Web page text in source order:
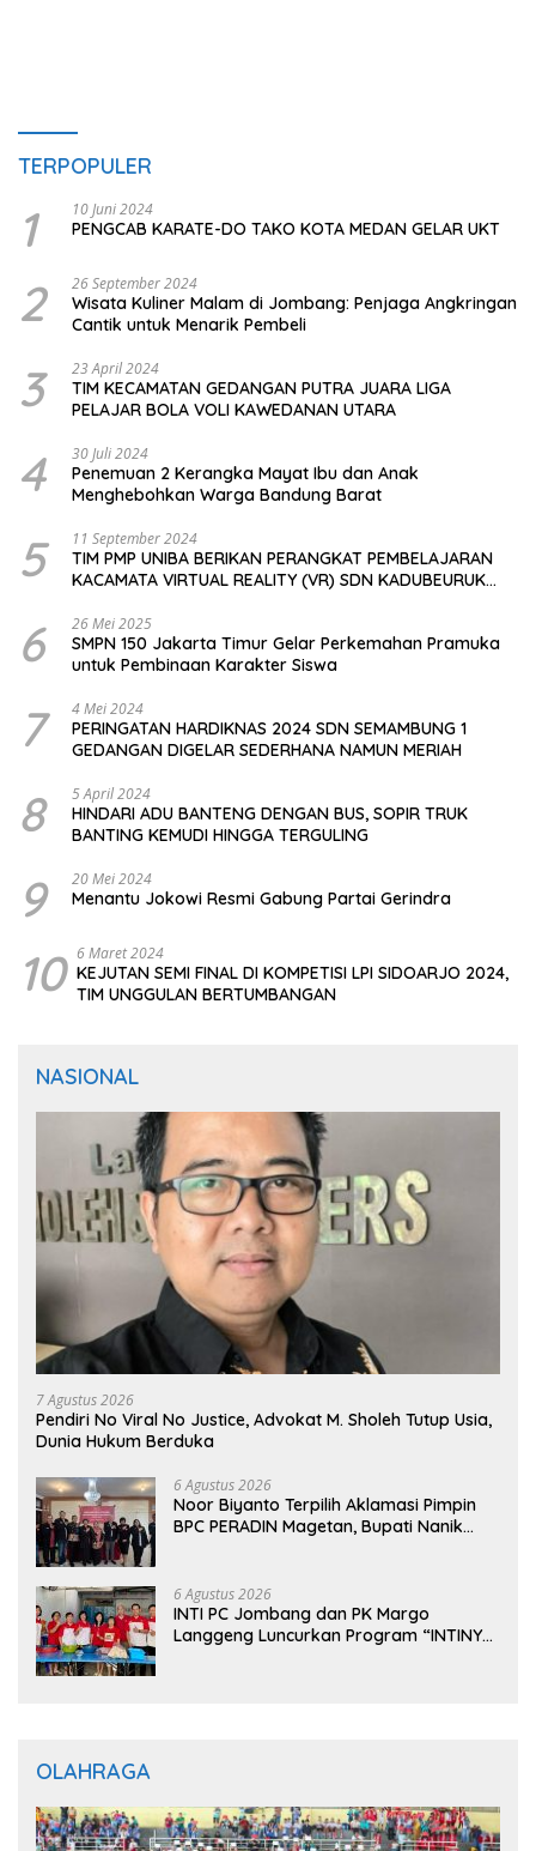
TERPOPULER
1 10 Juni 2024
PENGCAB KARATE-DO TAKO KOTA MEDAN GELAR UKT
2 26 September 2024
Wisata Kuliner Malam di Jombang: Penjaga Angkringan
Cantik untuk Menarik Pembeli
3 23 April 2024
TIM KECAMATAN GEDANGAN PUTRA JUARA LIGA
PELAJAR BOLA VOLI KAWEDANAN UTARA
4 30 Juli 2024
Penemuan 2 Kerangka Mayat Ibu dan Anak
Menghebohkan Warga Bandung Barat
5 11 September 2024
TIM PMP UNIBA BERIKAN PERANGKAT PEMBELAJARAN
KACAMATA VIRTUAL REALITY (VR) SDN KADUBEURUK
6 26 Mei 2025
SMPN 150 Jakarta Timur Gelar Perkemahan Pramuka
untuk Pembinaan Karakter Siswa
7 4 Mei 2024
PERINGATAN HARDIKNAS 2024 SDN SEMAMBUNG 1
GEDANGAN DIGELAR SEDERHANA NAMUN MERIAH
8 5 April 2024
HINDARI ADU BANTENG DENGAN BUS, SOPIR TRUK
BANTING KEMUDI HINGGA TERGULING
9 20 Mei 2024
Menantu Jokowi Resmi Gabung Partai Gerindra
10 6 Maret 2024
KEJUTAN SEMI FINAL DI KOMPETISI LPI SIDOARJO 2024,
TIM UNGGULAN BERTUMBANGAN
NASIONAL
7 Agustus 2026
Pendiri No Viral No Justice, Advokat M. Sholeh Tutup Usia,
Dunia Hukum Berduka
6 Agustus 2026
Noor Biyanto Terpilih Aklamasi Pimpin
BPC PERADIN Magetan, Bupati Nanik
6 Agustus 2026
INTI PC Jombang dan PK Margo
Langgeng Luncurkan Program “INTINYA
OLAHRAGA